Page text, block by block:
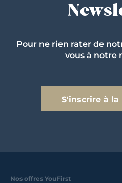
Pour ne rien rater de
vous à notre
S'inscrire à
Nos offres YouFirst